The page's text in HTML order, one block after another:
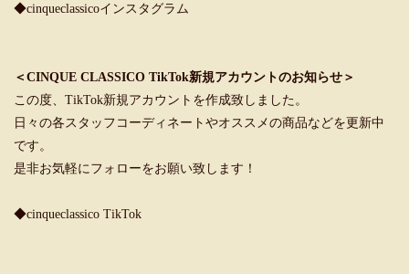
◆cinqueclassicoインスタグラム
＜CINQUE CLASSICO TikTok新規アカウントのお知らせ＞
この度、TikTok新規アカウントを作成致しました。
日々の各スタッフコーディネートやオススメの商品などを更新中
です。
是非お気軽にフォローをお願い致します！
◆cinqueclassico TikTok